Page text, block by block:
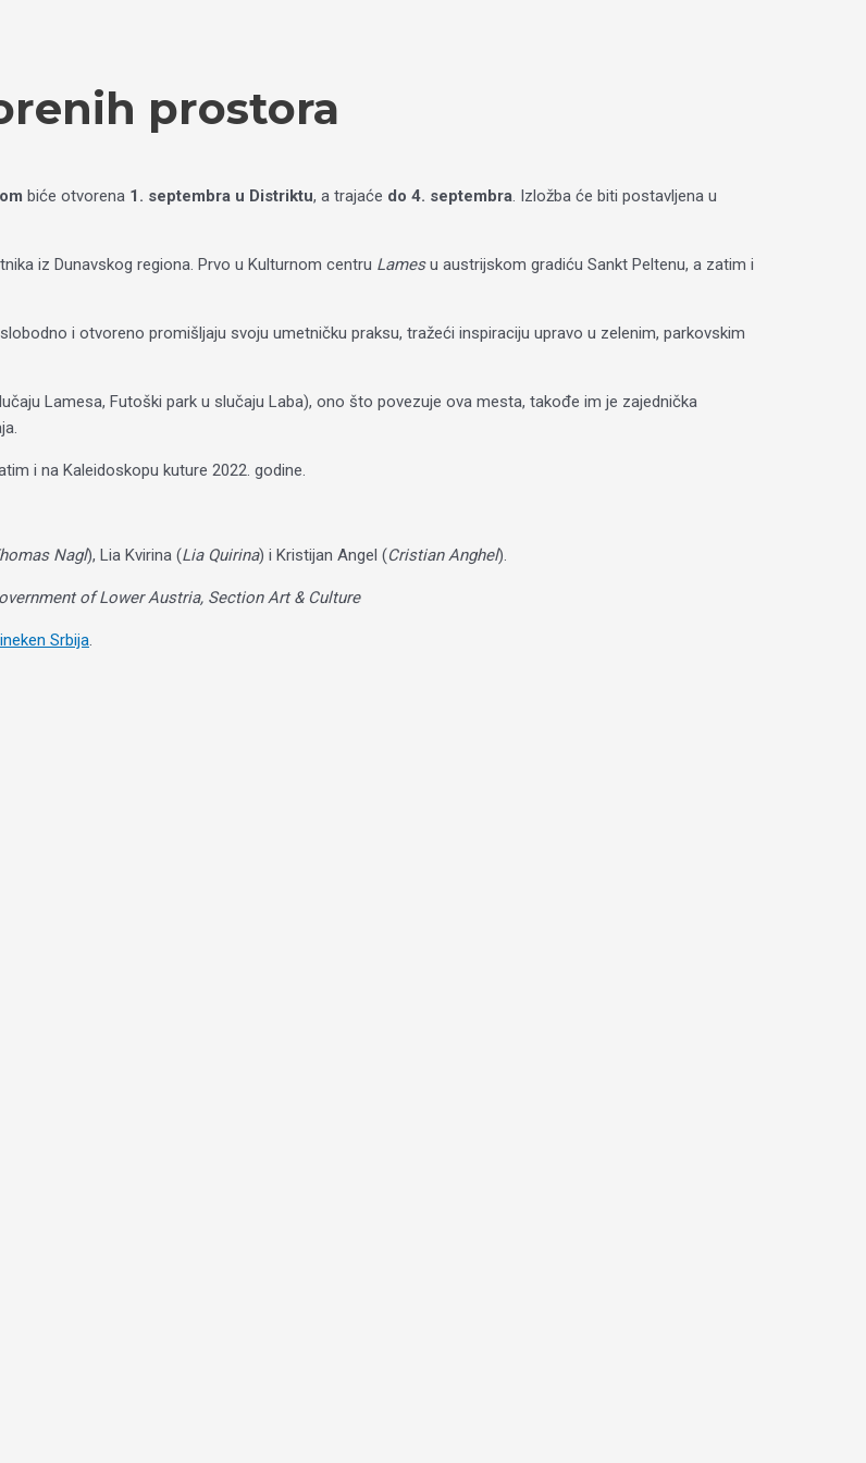
prostora
biće otvorena 1. septembra u Distriktu, a trajaće do 4. septembra. Izložba će biti postavljena u
iz Dunavskog regiona. Prvo u Kulturnom centru Lamesu austrijskom gradiću Sankt Peltenu, a zatim i
i otvoreno promišljaju svoju umetničku praksu, tražeći inspiraciju upravo u zelenim, parkovskim
Lamesa, Futoški park u slučaju Laba), ono što povezuje ova mesta, takođe im je zajednička
i na Kaleidoskopu kuture 2022. godine.
Nagl), Lia Kvirina (Lia Quirina) i Kristijan Angel (Cristian Anghel).
of Lower Austria, Section Art & Culture
Srbija.